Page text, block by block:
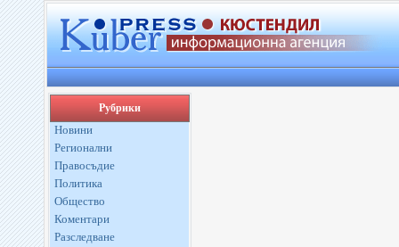
Рубрики
Новини
Регионални
Правосъдие
Политика
Общество
Коментари
Разследване